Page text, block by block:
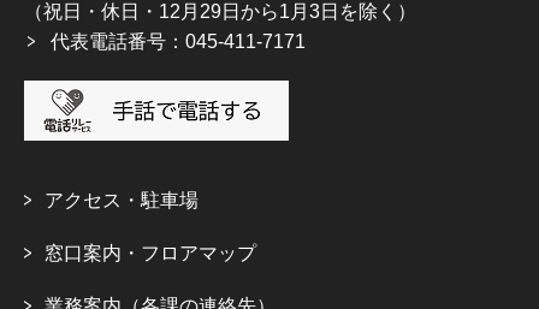
（祝日・休日・12月29日から1月3日を除く）
代表電話番号：045-411-7171
アクセス・駐車場
窓口案内・フロアマップ